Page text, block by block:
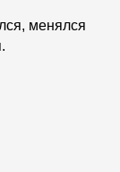
менялся